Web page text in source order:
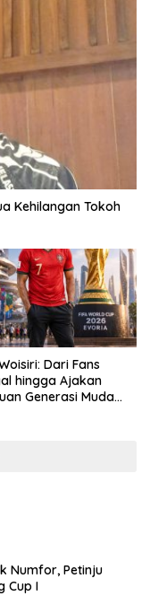
Kehilangan Tokoh
Dari Fans
hingga Ajakan
Generasi Muda
Numfor, Petinju
Cup I